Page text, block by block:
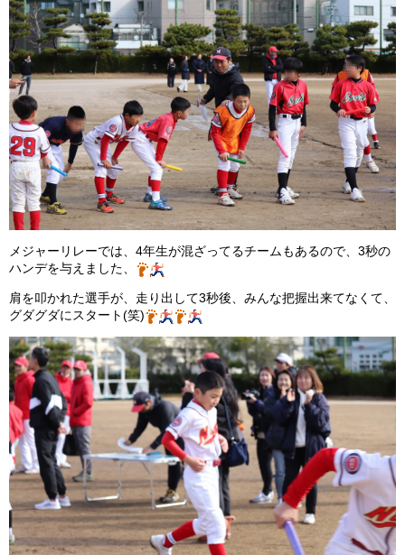
メジャーリレーでは、4年生が混ざってるチームもあるので、3秒の
ハンデを与えました、
肩を叩かれた選手が、走り出して3秒後、みんな把握出来てなくて、
グダグダにスタート(笑)